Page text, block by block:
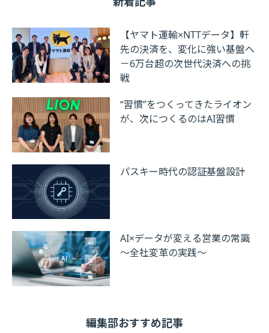
【ヤマト運輸×NTTデータ】軒
先の決済を、変化に強い基盤へ
－6万台超の次世代決済への挑
戦
“習慣”をつくってきたライオン
が、次につくるのはAI習慣
パスキー時代の認証基盤設計
AI×データが変える営業の常識
～全社変革の実践～
編集部おすすめ記事